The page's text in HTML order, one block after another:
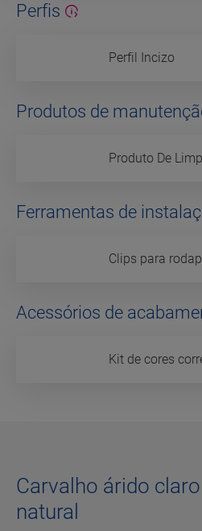
Perfis
Perfil Incizo
Produtos de
Produto De
Ferramentas de
Clips para
Acessórios de
Kit de cores
Carvalho árido claro
natural